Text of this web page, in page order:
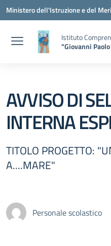
Vai ai contenuti
Vai al menu di navigazione
Vai al footer
Ministero dell'Istruzione e del
Istituto
"Giovanni
AVVISO DI
INTERNA
TITOLO PROGETTO:
A....MARE"
Personale scolastico